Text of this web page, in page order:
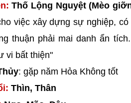
Thố Lộng Nguyệt (Mèo
việc xây dựng sự nghiệp,
thuận phải mai danh ẩn
vi bất thiện"
: gặp năm Hỏa Không tốt
Thìn, Thân